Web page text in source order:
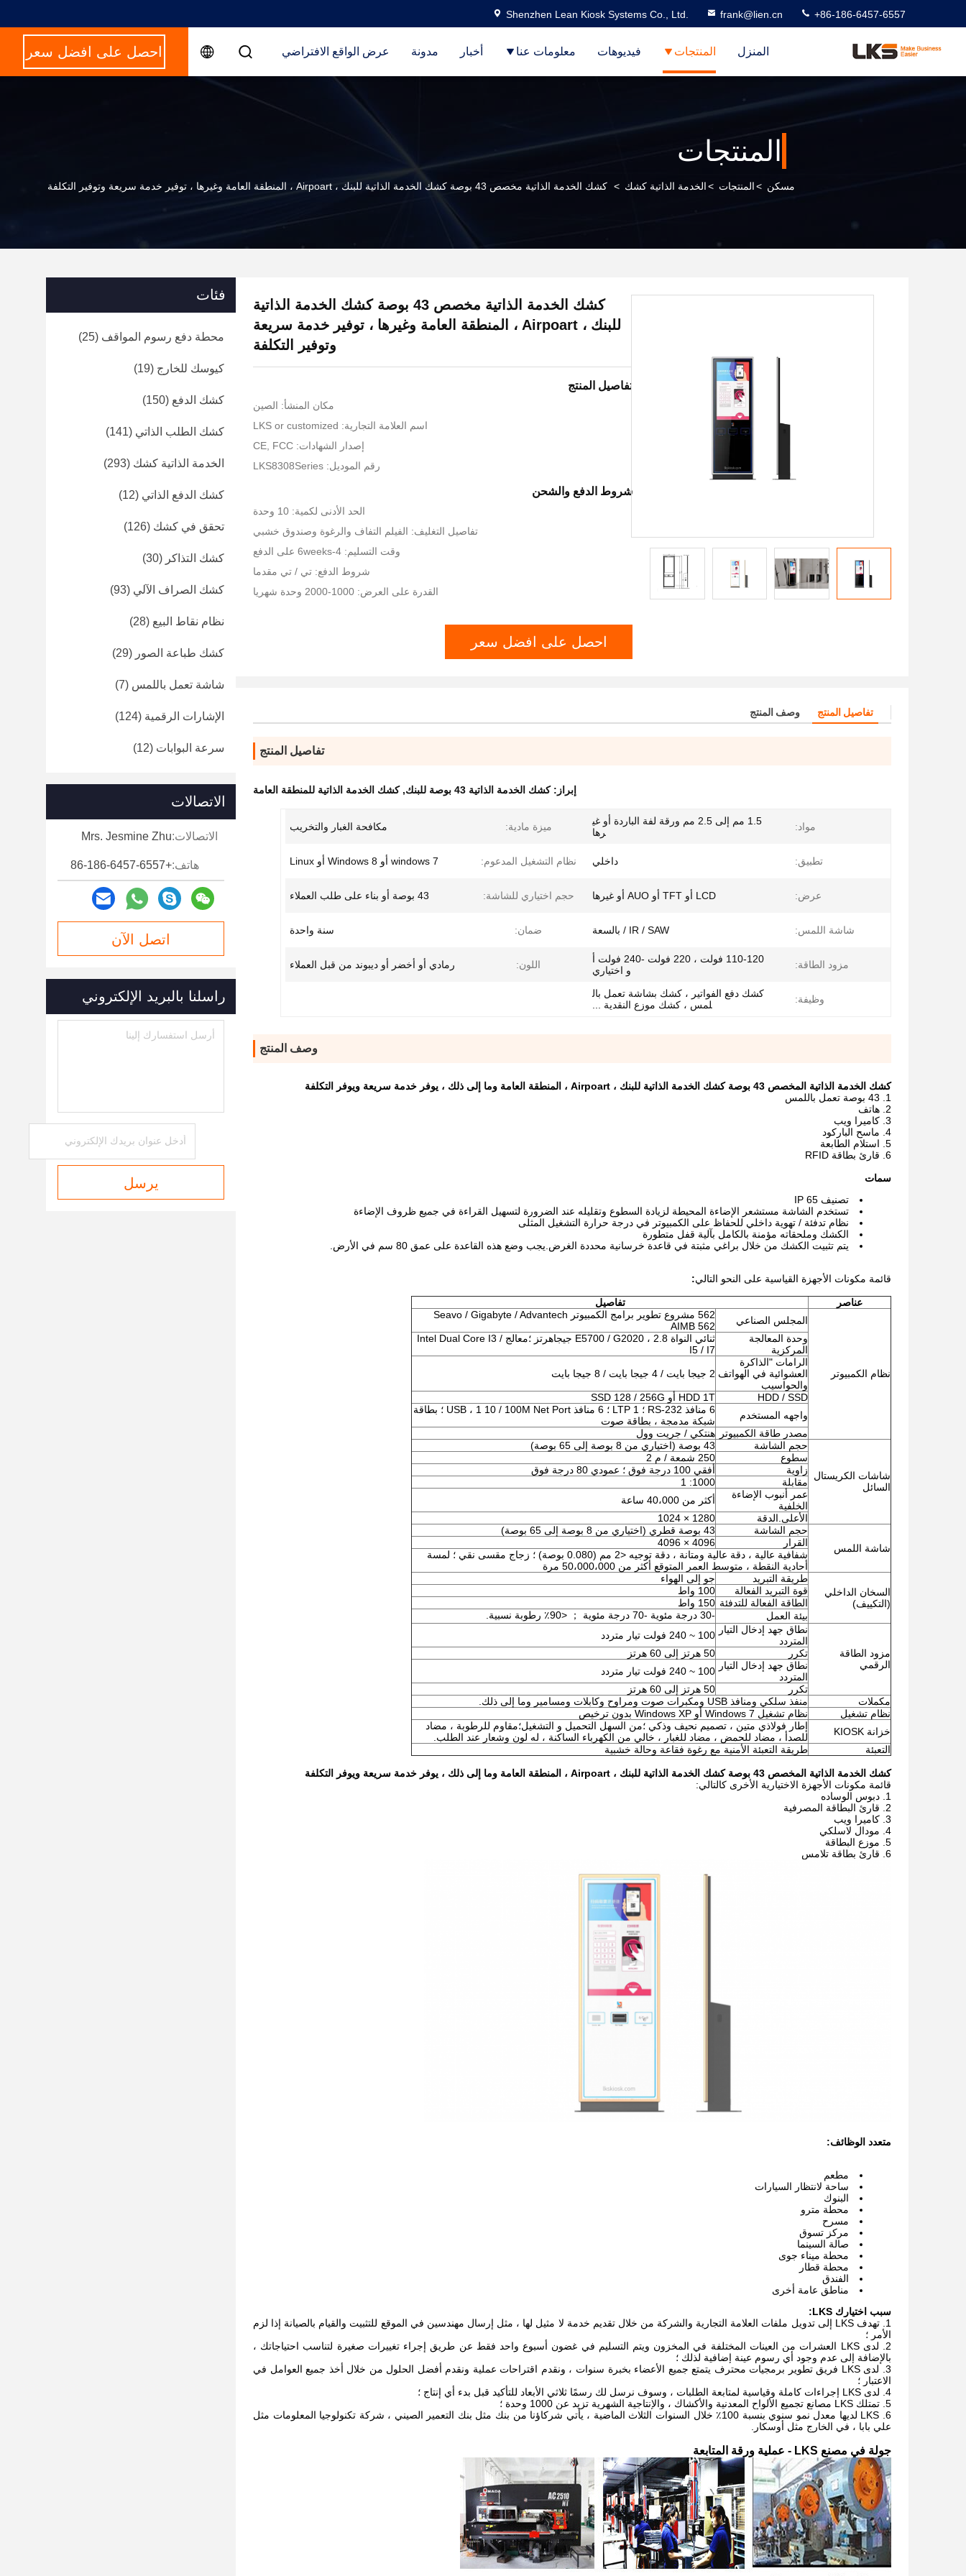
Shenzhen Lean Kiosk Systems Co., Ltd. frank@lien.cn +86-186-6457-6557
المنزل المنتجات فيديوهات معلومات عنا أخبار مدونة عرض الواقع الافتراضي احصل على افضل سعر
المنتجات
مسكن >المنتجات >الخدمة الذاتية كشك > كشك الخدمة الذاتية مخصص 43 بوصة كشك الخدمة الذاتية للبنك ، Airpoart ، المنطقة العامة وغيرها ، توفير خدمة سريعة وتوفير التكلفة
كشك الخدمة الذاتية مخصص 43 بوصة كشك الخدمة الذاتية
للبنك ، Airpoart ، المنطقة العامة وغيرها ، توفير خدمة سريعة
وتوفير التكلفة
تفاصيل المنتج
مكان المنشأ: الصين
اسم العلامة التجارية: LKS or customized
إصدار الشهادات: CE, FCC
رقم الموديل: LKS8308Series
شروط الدفع والشحن
الحد الأدنى لكمية: 10 وحدة
تفاصيل التغليف: الفيلم التفاف والرغوة وصندوق خشبي
وقت التسليم: 4-6weeks على الدفع
شروط الدفع: تي / تي مقدما
القدرة على العرض: 1000-2000 وحدة شهريا
احصل على افضل سعر
تفاصيل المنتج وصف المنتج
تفاصيل المنتج
إبراز:كشك الخدمة الذاتية 43 بوصة للبنك ,كشك الخدمة الذاتية للمنطقة العامة
مواد:
1.5 مم إلى 2.5 مم ورقة لفة الباردة أو غي
رها
ميزة مادية: مكافحة الغبار والتخريب
تطبيق: داخلي نظام التشغيل المدعوم: windows 7 أو Windows 8 أو Linux
عرض: LCD أو TFT أو AUO أو غيرها حجم اختياري للشاشة: 43 بوصة أو بناء على طلب العملاء
شاشة اللمس: IR / SAW / بالسعة ضمان: سنة واحدة
مزود الطاقة:
110-120 فولت ، 220 فولت -240 فولت أ
و اختياري
اللون: رمادي أو أخضر أو ​​ديبوند من قبل العملاء
وظيفة:
كشك دفع الفواتير ، كشك بشاشة تعمل بال
لمس ، كشك موزع النقدية ...
وصف المنتج
كشك الخدمة الذاتية المخصص 43 بوصة كشك الخدمة الذاتية للبنك ، Airpoart ، المنطقة العامة وما إلى ذلك ، يوفر خدمة سريعة ويوفر التكلفة
43 بوصة تعمل باللمس
هاتف
كاميرا ويب
ماسح الباركود
استلام الطابعة
قارئ بطاقة RFID
سمات
تصنيف IP 65
تستخدم الشاشة مستشعر الإضاءة المحيطة لزيادة السطوع وتقليله عند الضرورة لتسهيل القراءة في جميع ظروف الإضاءة
نظام تدفئة / تهوية داخلي للحفاظ على الكمبيوتر في درجة حرارة التشغيل المثلى
الكشك وملحقاته مؤمنة بالكامل بآلية قفل متطورة
يتم تثبيت الكشك من خلال براغي مثبتة في قاعدة خرسانية محددة الغرض.يجب وضع هذه القاعدة على عمق 80 سم في الأرض.
قائمة مكونات الأجهزة القياسية على النحو التالي:
عناصر تفاصيل
نظام الكمبيوتر
المجلس الصناعي
562 مشروع تطوير برامج الكمبيوتر Seavo / Gigabyte / Advantech
AIMB 562
وحدة المعالجة
المركزية
ثنائي النواة E5700 / G2020 ، 2.8 جيجاهرتز ؛معالج Intel Dual Core I3 /
I5 / I7
الرامات "الذاكرة
العشوائية في الهواتف
والحواسيب
2 جيجا بايت / 4 جيجا بايت / 8 جيجا بايت
HDD / SSD
HDD 1T أو SSD 128 / 256G
واجهه المستخدم
6 منافذ RS-232 ؛ 1 LTP ؛ 6 منافذ USB ، 1 10 / 100M Net Port ؛ بطاقة
شبكة مدمجة ، بطاقة صوت
مصدر طاقة الكمبيوتر
هنتكي / جريت وول
شاشات الكريستال
السائل
حجم الشاشة
43 بوصة (اختياري من 8 بوصة إلى 65 بوصة)
سطوع
250 شمعة / م 2
زاوية
أفقي 100 درجة فوق ؛ عمودي 80 درجة فوق
مقابلة
1000: 1
عمر أنبوب الإضاءة
الخلفية
أكثر من 40،000 ساعة
الأعلى.الدقة
1280 × 1024
شاشة اللمس
حجم الشاشة
43 بوصة قطري (اختياري من 8 بوصة إلى 65 بوصة)
القرار
4096 × 4096
شفافية عالية ، دقة عالية ومتانة ، دقة توجيه <2 مم (0.080 بوصة) ؛ زجاج مقسى نقي ؛ لمسة
أحادية النقطة ، متوسط ​​العمر المتوقع أكثر من 50،000،000 مرة
السخان الداخلي
(التكييف)
طريقة التبريد
جو إلى الهواء
قوة التبريد الفعالة
100 واط
الطاقة الفعالة للتدفئة 150 واط
بيئة العمل
-30 درجة مئوية -70 درجة مئوية ； <90٪ رطوبة نسبية.
مزود الطاقة
الرقمي
نطاق جهد إدخال التيار
المتردد
100 ~ 240 فولت تيار متردد
تكرر
50 هرتز إلى 60 هرتز
نطاق جهد إدخال التيار
المتردد
100 ~ 240 فولت تيار متردد
تكرر
50 هرتز إلى 60 هرتز
مكملات
منفذ سلكي ومنافذ USB ومكبرات صوت ومراوح وكابلات ومسامير وما إلى ذلك.
نظام تشغيل
نظام تشغيل Windows 7 أو Windows XP بدون ترخيص
خزانة KIOSK
إطار فولاذي متين ، تصميم نحيف وذكي ؛من السهل التحميل و التشغيل؛مقاوم للرطوبة ، مضاد
للصدأ ، مضاد للحمض ، مضاد للغبار ، خالي من الكهرباء الساكنة ، له لون وشعار عند الطلب.
التعبئة
طريقة التعبئة الأمنية مع رغوة فقاعة وحالة خشبية
كشك الخدمة الذاتية المخصص 43 بوصة كشك الخدمة الذاتية للبنك ، Airpoart ، المنطقة العامة وما إلى ذلك ، يوفر خدمة سريعة ويوفر التكلفة
قائمة مكونات الأجهزة الاختيارية الأخرى كالتالي:
دبوس الوساده
قارئ البطاقة المصرفية
كاميرا ويب
مودال لاسلكي
موزع البطاقة
قارئ بطاقة تلامس
متعدد الوظائف:
مطعم
ساحة لانتظار السيارات
البنوك
محطة مترو
مسرح
مركز تسوق
صالة السينما
محطة ميناء جوى
محطة قطار
الفندق
مناطق عامة أخرى
سبب اختيارك LKS:
تهدف LKS إلى تدويل ملفات
العلامة التجارية والشركة من خلال تقديم خدمة لا مثيل لها ، مثل إرسال مهندسين في الموقع للتثبيت والقيام بالصيانة إذا لزم
الأمر ؛
لدى LKS العشرات من العينات المختلفة في المخزون ويتم التسليم في غضون أسبوع واحد فقط عن طريق إجراء تغييرات صغيرة لتناسب احتياجاتك ،
بالإضافة إلى عدم وجود أي رسوم عينة إضافية لذلك ؛
لدى LKS فريق تطوير برمجيات محترف يتمتع جميع الأعضاء بخبرة سنوات ، ونقدم اقتراحات عملية ونقدم أفضل الحلول من خلال أخذ جميع العوامل في
الاعتبار ؛
لدى LKS إجراءات كاملة وقياسية لمتابعة الطلبات ، وسوف نرسل لك رسمًا ثلاثي الأبعاد للتأكيد قبل بدء أي إنتاج ؛
تمتلك LKS مصانع تجميع الألواح المعدنية والأكشاك ، والإنتاجية الشهرية تزيد عن 1000 وحدة ؛
LKS لديها معدل نمو سنوي بنسبة 100٪ خلال السنوات الثلاث الماضية ، يأتي شركاؤنا من بنك مثل بنك التعمير الصيني ، شركة تكنولوجيا المعلومات مثل
علي بابا ، في الخارج مثل أوسكار.
جولة في مصنع LKS - عملية ورقة المتابعة
فئات
محطة دفع رسوم المواقف (25)
كيوسك للخارج (19)
كشك الدفع (150)
كشك الطلب الذاتي (141)
الخدمة الذاتية كشك (293)
كشك الدفع الذاتي (12)
تحقق في كشك (126)
كشك التذاكر (30)
كشك الصراف الآلي (93)
نظام نقاط البيع (28)
كشك طباعة الصور (29)
شاشة تعمل باللمس (7)
الإشارات الرقمية (124)
سرعة البوابات (12)
الاتصالات
الاتصالات:Mrs. Jesmine Zhu
هاتف:+86-186-6457-6557
اتصل الآن
راسلنا بالبريد الإلكتروني
يرسل